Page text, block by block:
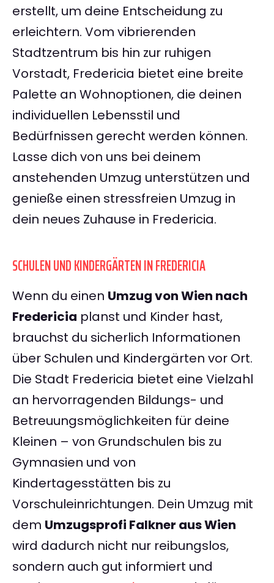
erstellt, um deine Entscheidung zu
erleichtern. Vom vibrierenden
Stadtzentrum bis hin zur ruhigen
Vorstadt, Fredericia bietet eine breite
Palette an Wohnoptionen, die deinen
individuellen Lebensstil und
Bedürfnissen gerecht werden können.
Lasse dich von uns bei deinem
anstehenden Umzug unterstützen und
genieße einen stressfreien Umzug in
dein neues Zuhause in Fredericia.
SCHULEN UND KINDERGÄRTEN IN FREDERICIA
Wenn du einen Umzug von Wien nach
Fredericia planst und Kinder hast,
brauchst du sicherlich Informationen
über Schulen und Kindergärten vor Ort.
Die Stadt Fredericia bietet eine Vielzahl
an hervorragenden Bildungs- und
Betreuungsmöglichkeiten für deine
Kleinen – von Grundschulen bis zu
Gymnasien und von
Kindertagesstätten bis zu
Vorschuleinrichtungen. Dein Umzug mit
dem Umzugsprofi Falkner aus Wien
wird dadurch nicht nur reibungslos,
sondern auch gut informiert und